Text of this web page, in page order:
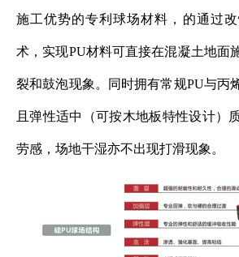
施工优势的专利球场材料，的通过
术，实现PU材料可直接在混凝土地面
裂和鼓泡现象。同时拥有常规PU与丙
且弹性适中（可按木地板特性设计）
劳感，场地干湿亦不出现打滑现象。